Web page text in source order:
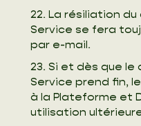
22. La résiliation
Service se fera
par e-mail.
23. Si et dès que
Service prend fin,
à la Plateforme et
utilisation